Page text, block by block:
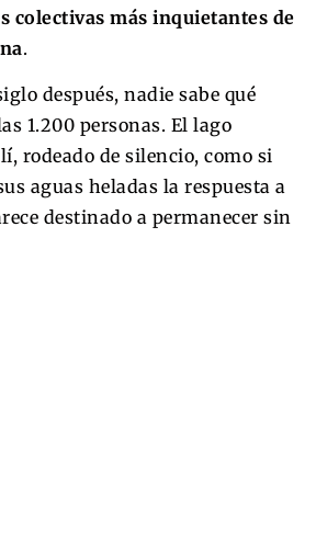
colectivas más inquietantes de
.
después, nadie sabe qué
1.200 personas. El lago
rodeado de silencio, como si
aguas heladas la respuesta a
destinado a permanecer sin